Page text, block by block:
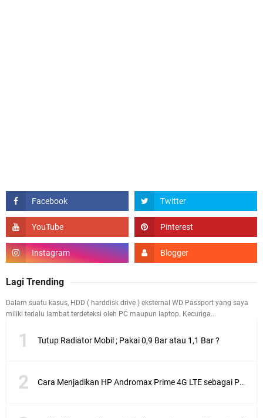
Lagi Trending
Dalam suatu kasus, HDD ( harddisk drive ) eksternal WD Passport yang saya
miliki terlalu lambat terdeteksi oleh PC maupun laptop. Kecuriga...
Tutup Radiator Mobil ; Pakai 0,9 Bar atau 1,1 Bar ?
Cara Menjadikan HP Andromax Prime 4G LTE sebagai Perangkat Wifi Hotspot